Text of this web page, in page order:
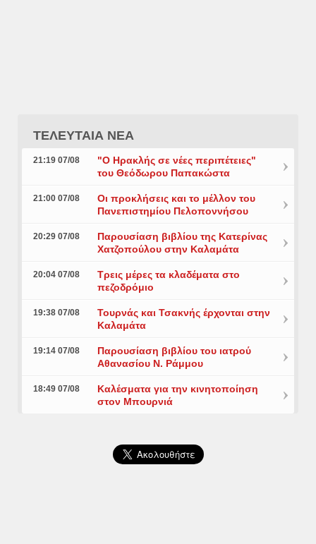
ΤΕΛΕΥΤΑΙΑ ΝΕΑ
21:19 07/08
"Ο Ηρακλής σε νέες περιπέτειες"
του Θεόδωρου Παπακώστα
21:00 07/08
Οι προκλήσεις και το μέλλον του
Πανεπιστημίου Πελοποννήσου
20:29 07/08
Παρουσίαση βιβλίου της Κατερίνας
Χατζοπούλου στην Καλαμάτα
20:04 07/08
Τρεις μέρες τα κλαδέματα στο
πεζοδρόμιο
19:38 07/08
Τουρνάς και Τσακνής έρχονται στην
Καλαμάτα
19:14 07/08
Παρουσίαση βιβλίου του ιατρού
Αθανασίου Ν. Ράμμου
18:49 07/08
Καλέσματα για την κινητοποίηση
στον Μπουρνιά